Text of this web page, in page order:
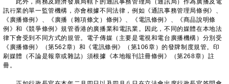
此外，商務及經濟發展局轄下的通訊事務管理局（通訊局）作為廣播及電
訊行業的單一監管機構，亦會根據不同法律，例如《通訊事務管理局條例》、
《廣播條例》、《廣播（雜項條文）條例》、《電訊條例》、《商品說明條
例》和《競爭條例》規管香港的廣播業和電訊業。因此，不同的媒體在本地法
律下會受到不同方式的規管。電子傳媒（主要是電視和電台廣播機構）分別受
《廣播條例》（第562章）和《電訊條例》（第106章）的發牌制度規管。印
刷媒體（不論是報章或雜誌）須根據《本地報刊註冊條例》（第268章）註
冊。